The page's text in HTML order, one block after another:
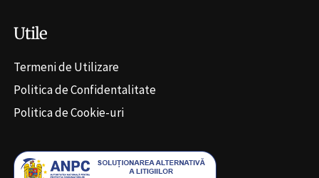
Utile
Termeni de Utilizare
Politica de Confidentalitate
Politica de Cookie-uri